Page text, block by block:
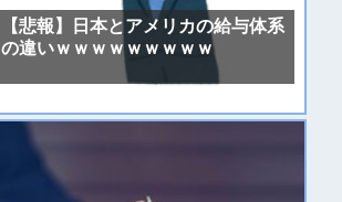
【悲報】日本とアメリカの給与体系
の違いｗｗｗｗｗｗｗｗｗ